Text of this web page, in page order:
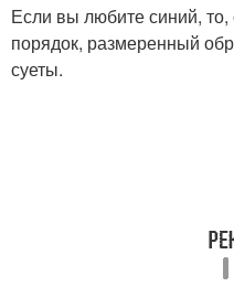
Если вы любите синий,
порядок, размеренный
суеты.